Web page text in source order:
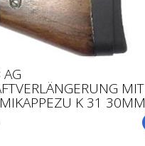
MIT
K 31 30MM